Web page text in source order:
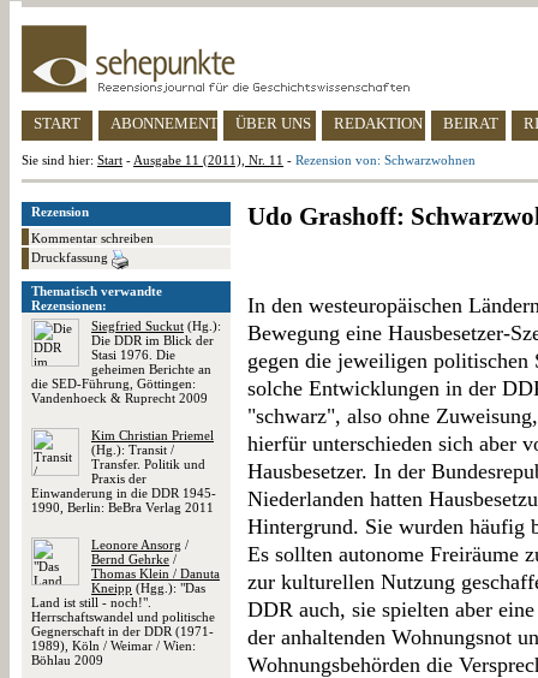
START ABONNEMENT ÜBER UNS REDAKTION BEIRAT
Sie sind hier: Start - Ausgabe 11 (2011), Nr. 11 - Rezension von: Schwarzwohnen
Rezension
Kommentar schreiben
Druckfassung
Thematisch verwandte
Rezensionen:
Siegfried Suckut (Hg.):
Die DDR im Blick der
Stasi 1976. Die
geheimen Berichte an
die SED-Führung, Göttingen:
Vandenhoeck & Ruprecht 2009
Kim Christian Priemel
(Hg.): Transit /
Transfer. Politik und
Praxis der
Einwanderung in die DDR 1945-
1990, Berlin: BeBra Verlag 2011
Leonore Ansorg /
Bernd Gehrke /
Thomas Klein / Danuta
Kneipp (Hgg.): "Das
Land ist still - noch!".
Herrschaftswandel und politische
Gegnerschaft in der DDR (1971-
1989), Köln / Weimar / Wien:
Böhlau 2009
Udo Grashoff:
In den westeuropäischen
Bewegung eine Hausbesetzer-
gegen die jeweiligen politischen
solche Entwicklungen in der
"schwarz", also ohne
hierfür unterschieden sich aber
Hausbesetzer. In der
Niederlanden hatten
Hintergrund. Sie wurden häufig
Es sollten autonome Freiräume
zur kulturellen Nutzung
DDR auch, sie spielten aber
der anhaltenden Wohnungsnot
Wohnungsbehörden die